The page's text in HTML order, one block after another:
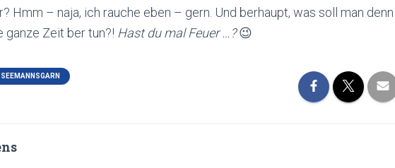
Hmm – naja, ich rauche eben – gern. Und berhaupt, was soll man denn
ganze Zeit ber tun?! Hast du mal Feuer …?😉
SEEMANNSGARN